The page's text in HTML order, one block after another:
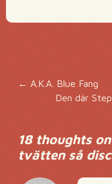
← A.K.A. Blue Fang
Den där
18 thoughts on
tvätten så